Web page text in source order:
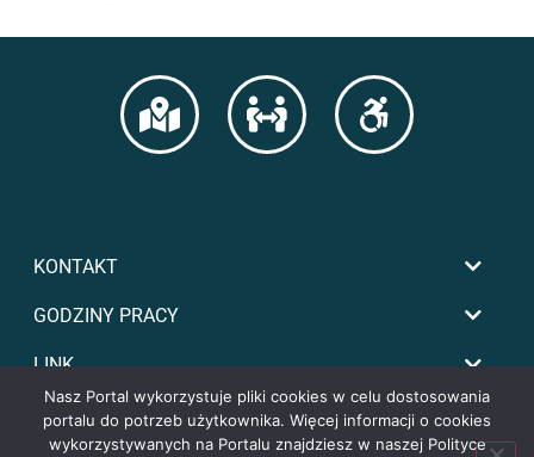
KONTAKT
GODZINY PRACY
LINK
Nasz Portal wykorzystuje pliki cookies w celu dostosowania
portalu do potrzeb użytkownika. Więcej informacji o cookies
wykorzystywanych na Portalu znajdziesz w naszej Polityce